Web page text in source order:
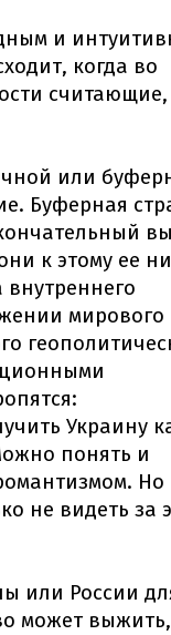
и
когда во
считающие,
или
Буферная
к этому ее ни
внутреннего
мирового
Украину
понять и
Но
не видеть за
или России
может выжить,